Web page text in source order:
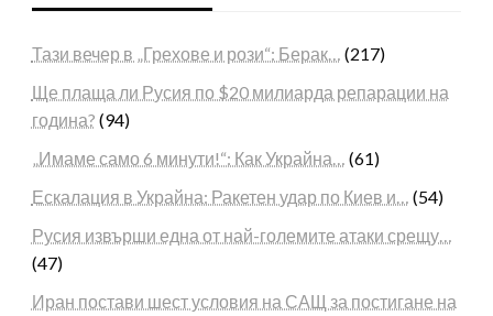
Тази вечер в „Грехове и рози“: Берак… (217)
Ще плаща ли Русия по $20 милиарда репарации на
година? (94)
„Имаме само 6 минути!“: Как Украйна… (61)
Ескалация в Украйна: Ракетен удар по Киев и… (54)
Русия извърши една от най-големите атаки срещу…
(47)
Иран постави шест условия на САЩ за постигане на